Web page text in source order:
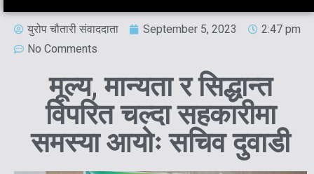
युरोप चौतारी संवाददाता September 5, 2023
2:47 pm
No Comments
मूल्य, मान्यता र सिद्धान्त
विपरित चल्दा सहकारीमा
समस्या आयोः सचिव दुवाडी